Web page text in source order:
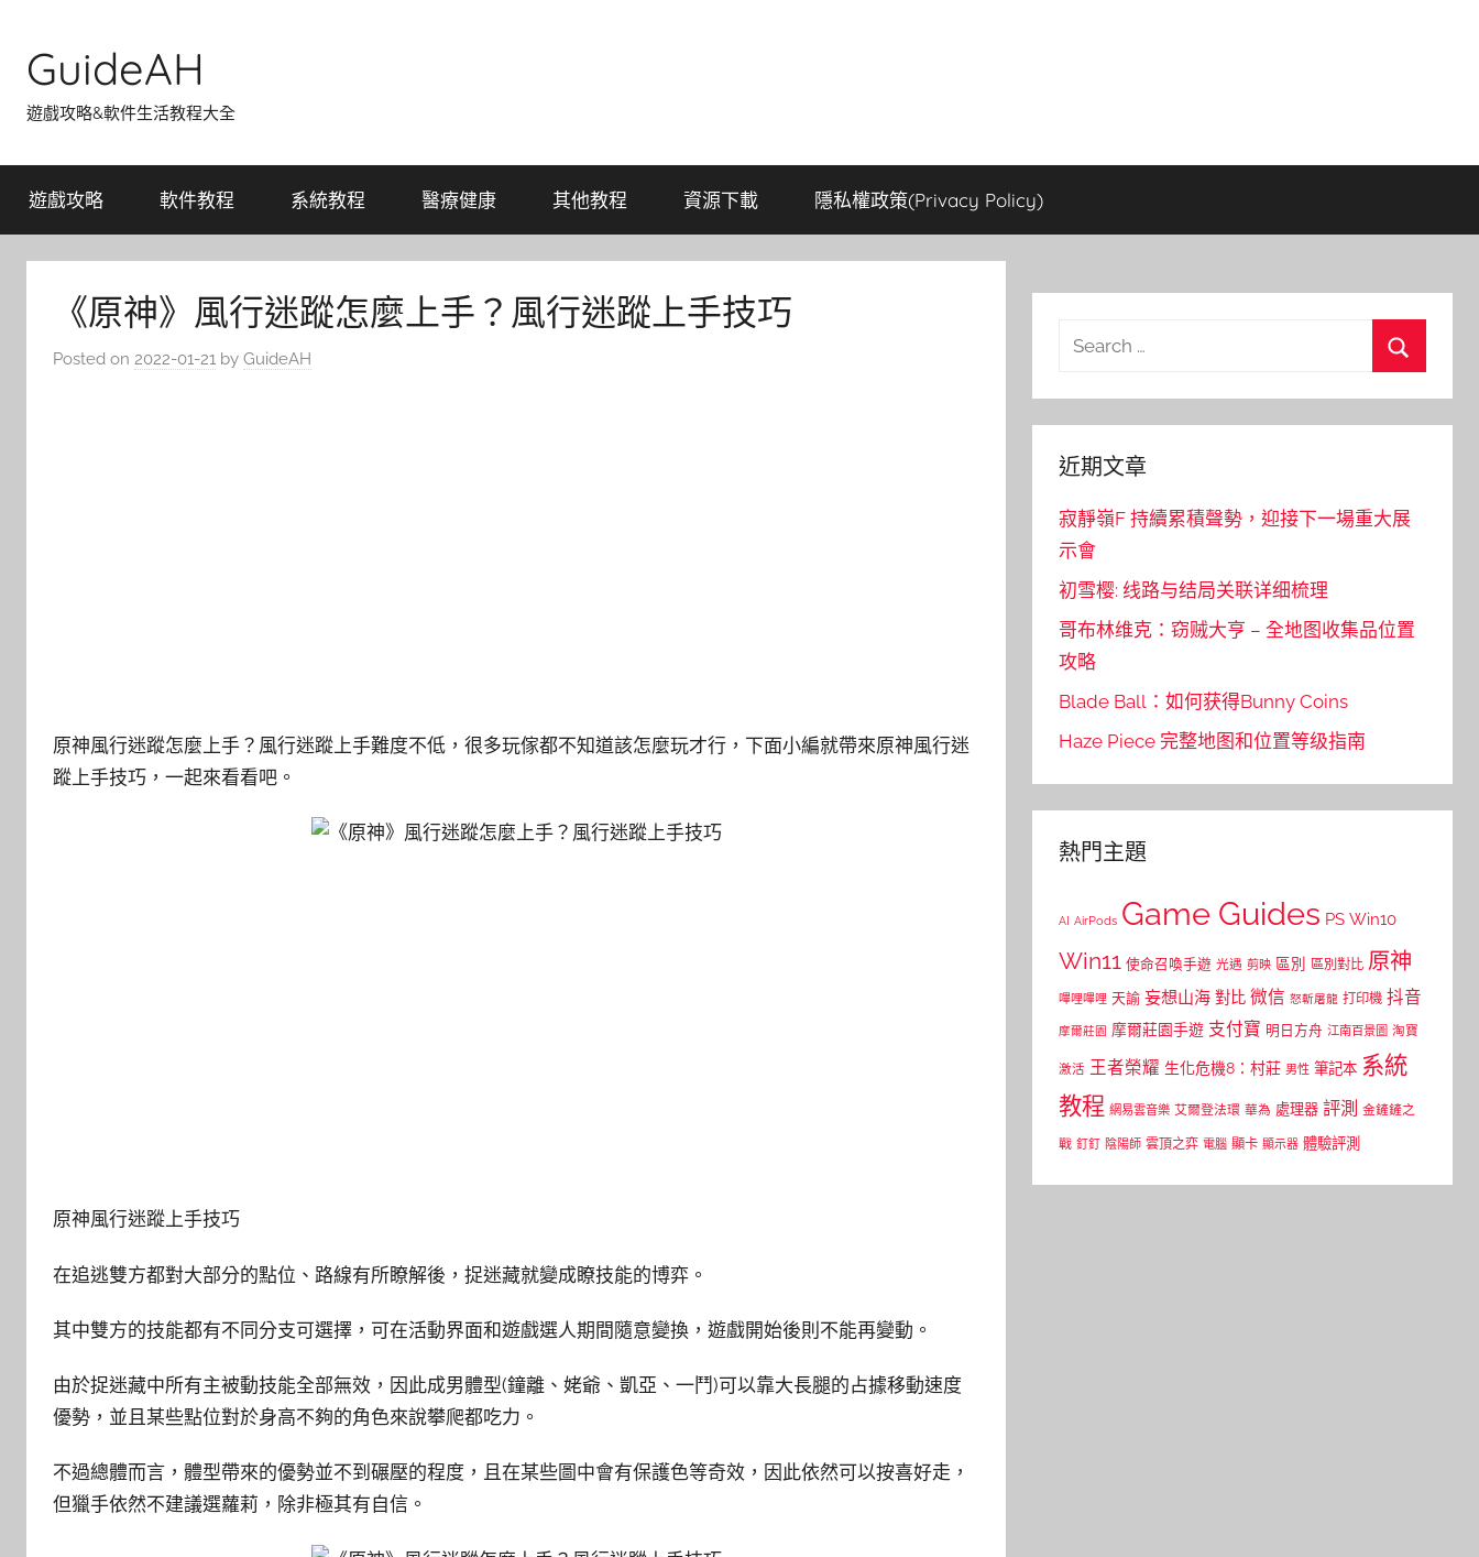
content
GuideAH
遊戲攻略&軟件生活教程大全
遊戲攻略 軟件教程 系統教程 醫療健康 其他教程 資源下載 隱私權政策(Privacy Policy)
《原神》風行迷蹤怎麼上手？風行迷蹤上手技巧
Posted on 2022-01-21 by GuideAH
原神風行迷蹤怎麼上手？風行迷蹤上手難度不低，很多玩傢都不知道該怎麼玩才行，下面小編就帶來原神風行迷
蹤上手技巧，一起來看看吧。
原神風行迷蹤上手技巧
在追逃雙方都對大部分的點位、路線有所瞭解後，捉迷藏就變成瞭技能的博弈。
其中雙方的技能都有不同分支可選擇，可在活動界面和遊戲選人期間隨意變換，遊戲開始後則不能再變動。
由於捉迷藏中所有主被動技能全部無效，因此成男體型(鐘離、姥爺、凱亞、一鬥)可以靠大長腿的占據移動速度
優勢，並且某些點位對於身高不夠的角色來說攀爬都吃力。
不過總體而言，體型帶來的優勢並不到碾壓的程度，且在某些圖中會有保護色等奇效，因此依然可以按喜好走，
但獵手依然不建議選蘿莉，除非極其有自信。
Search
近期文章
寂靜嶺F 持續累積聲勢，迎接下一場重大展
示會
初雪樱: 线路与结局关联详细梳理
哥布林维克：窃贼大亨 – 全地图收集品位置
攻略
Blade Ball：如何获得Bunny Coins
Haze Piece 完整地图和位置等级指南
熱門主題
AI AirPods Game Guides PS Win10
Win11 使命召喚手遊 光遇 剪映 區別 區別對比 原神
嗶哩嗶哩 天諭 妄想山海 對比 微信 怒斬屠龍 打印機 抖音
摩爾莊園 摩爾莊園手遊 支付寶 明日方舟 江南百景圖 淘寶
激活 王者榮耀 生化危機8：村莊 男性 筆記本 系統
教程 網易雲音樂 艾爾登法環 華為 處理器 評測 金鏟鏟之
戰 釘釘 陰陽師 雲頂之弈 電腦 顯卡 顯示器 體驗評測